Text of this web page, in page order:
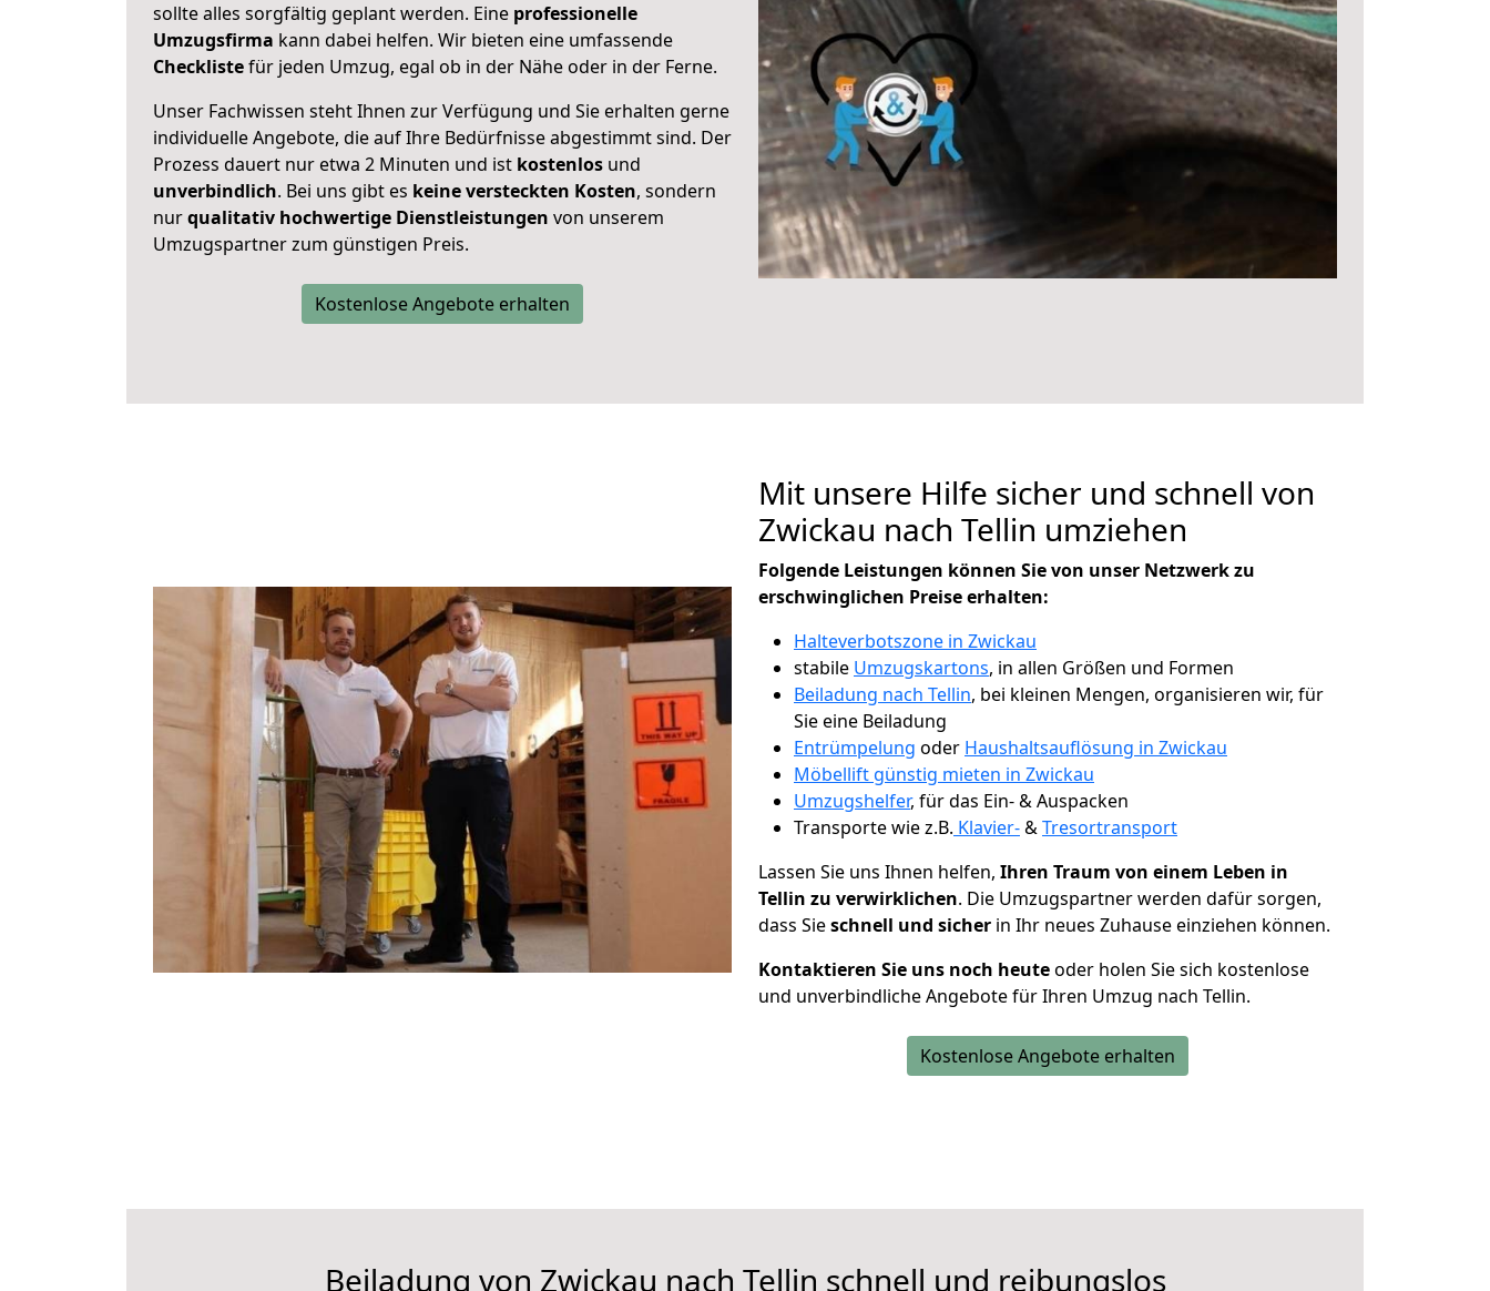
sollte alles sorgfältig geplant werden. Eine professionelle
Umzugsfirma kann dabei helfen. Wir bieten eine umfassende
Checklistefür jeden Umzug, egal ob in der Nähe oder in der Ferne.
Unser Fachwissen steht Ihnen zur Verfügung und Sie erhalten gerne
individuelle Angebote, die auf Ihre Bedürfnisse abgestimmt sind. Der
Prozess dauert nur etwa 2 Minuten und ist kostenlos und
unverbindlich. Bei uns gibt es keine versteckten Kosten, sondern
nurqualitativ hochwertige Dienstleistungen von unserem
Umzugspartner zum günstigen Preis.
Kostenlose Angebote erhalten
Mit unsere Hilfe sicher und schnell von
Zwickau nach Tellin umziehen
Folgende Leistungen können Sie von unser Netzwerk zu
erschwinglichen Preise erhalten:
Halteverbotszone in Zwickau
stabile Umzugskartons, in allen Größen und Formen
Beiladung nach Tellin, bei kleinen Mengen, organisieren wir, für
Sie eine Beiladung
Entrümpelung oder Haushaltsauflösung in Zwickau
Möbellift günstig mieten in Zwickau
Umzugshelfer, für das Ein- & Auspacken
Transporte wie z.B. Klavier-&Tresortransport
Lassen Sie uns Ihnen helfen, Ihren Traum von einem Leben in
Tellin zu verwirklichen. Die Umzugspartner werden dafür sorgen,
dass Sieschnell und sicher in Ihr neues Zuhause einziehen können.
Kontaktieren Sie uns noch heuteoder holen Sie sich kostenlose
und unverbindliche Angebote für Ihren Umzug nach Tellin.
Kostenlose Angebote erhalten
Beiladung von Zwickau nach Tellin schnell und reibungslos